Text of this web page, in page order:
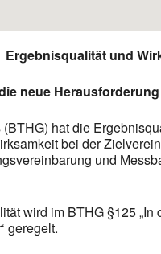
Ergebnisqualität und
neue
hat die
bei der
und
wird im BTHG §125
geregelt.